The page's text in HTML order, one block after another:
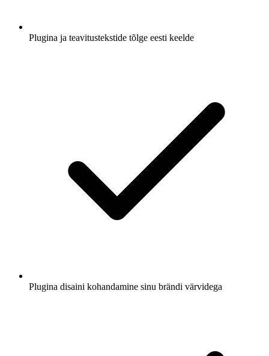
Plugina ja teavitustekstide tõlge eesti keelde
Plugina disaini kohandamine sinu brändi värvidega